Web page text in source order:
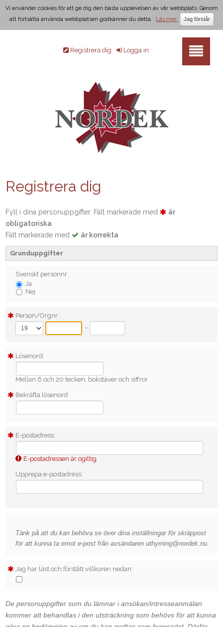
Vi använder cookies för att ge dig den bästa upplevelsen av vår webbplats. Genom
att fortsätta använda webbplatsen godkänner du detta.
Läs mer
Logga in
Registrera dig
Registrera dig
Fyll i dina personuppgifter. Fält markerade med
är
obligatoriska
Fält markerade med
är korrekta
Grunduppgifter
Svenskt personnr:
Ja
Nej
Person/Orgnr:
-
Lösenord:
Mellan 6 och 20 tecken, bokstäver och siffror
Bekräfta lösenord:
E-postadress:
E-postadressen är ogiltig
Upprepa e-postadress:
Tänk på att du kan behöva se över dina inställningar för skräppost
för att kunna ta emot e-post från avsändaren uthyrning@nordek.nu.
Jag har läst och förstått villkoren nedan:
De personuppgifter som du lämnar i ansökan/intresseanmälan
kommer att behandlas i den utsträckning som behövs för att kunna